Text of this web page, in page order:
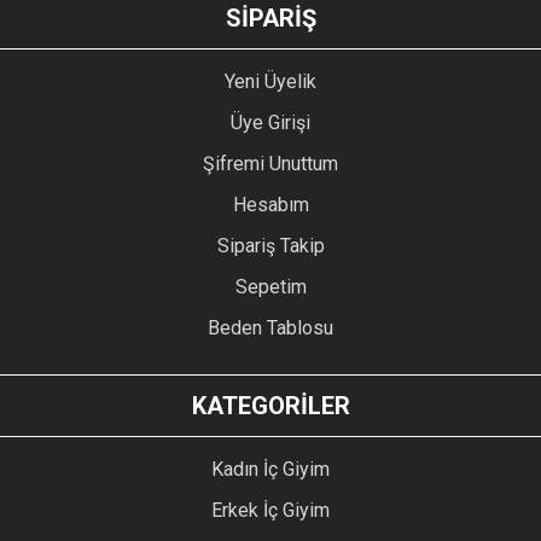
SİPARİŞ
Yeni Üyelik
Üye Girişi
Şifremi Unuttum
Hesabım
Sipariş Takip
Sepetim
Beden Tablosu
KATEGORİLER
Kadın İç Giyim
Erkek İç Giyim